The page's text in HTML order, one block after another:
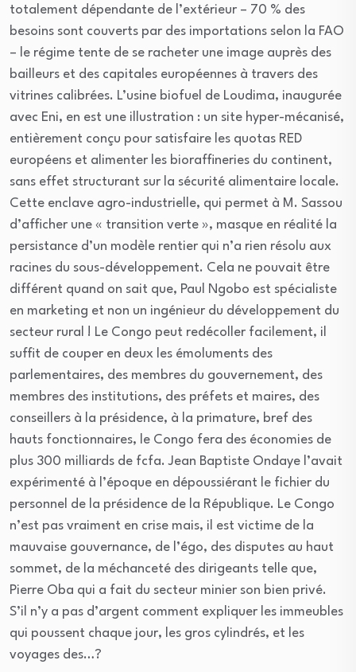
totalement dépendante de l’extérieur – 70 % des
besoins sont couverts par des importations selon la FAO
– le régime tente de se racheter une image auprès des
bailleurs et des capitales européennes à travers des
vitrines calibrées. L’usine biofuel de Loudima, inaugurée
avec Eni, en est une illustration : un site hyper-mécanisé,
entièrement conçu pour satisfaire les quotas RED
européens et alimenter les bioraffineries du continent,
sans effet structurant sur la sécurité alimentaire locale.
Cette enclave agro-industrielle, qui permet à M. Sassou
d’afficher une « transition verte », masque en réalité la
persistance d’un modèle rentier qui n’a rien résolu aux
racines du sous-développement. Cela ne pouvait être
différent quand on sait que, Paul Ngobo est spécialiste
en marketing et non un ingénieur du développement du
secteur rural ! Le Congo peut redécoller facilement, il
suffit de couper en deux les émoluments des
parlementaires, des membres du gouvernement, des
membres des institutions, des préfets et maires, des
conseillers à la présidence, à la primature, bref des
hauts fonctionnaires, le Congo fera des économies de
plus 300 milliards de fcfa. Jean Baptiste Ondaye l’avait
expérimenté à l’époque en dépoussiérant le fichier du
personnel de la présidence de la République. Le Congo
n’est pas vraiment en crise mais, il est victime de la
mauvaise gouvernance, de l’égo, des disputes au haut
sommet, de la méchanceté des dirigeants telle que,
Pierre Oba qui a fait du secteur minier son bien privé.
S’il n’y a pas d’argent comment expliquer les immeubles
qui poussent chaque jour, les gros cylindrés, et les
voyages des…?